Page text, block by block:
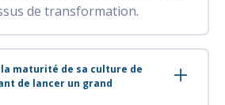
de transformation.
maturité de sa culture de
de lancer un grand